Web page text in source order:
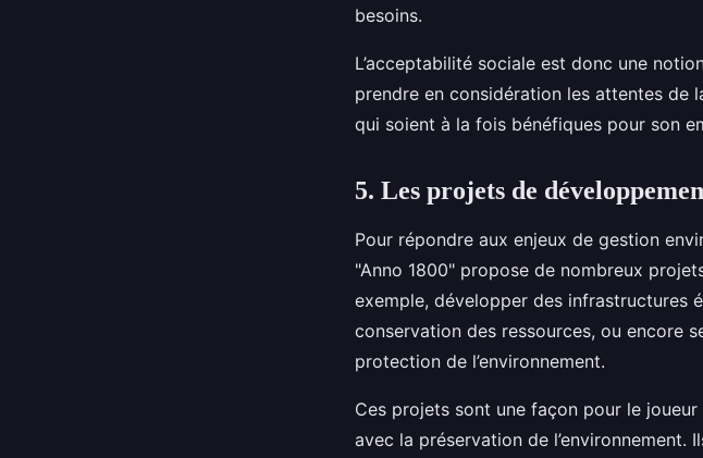
besoins.
L’acceptabilité sociale est donc une
prendre en considération les attentes de
qui soient à la fois bénéfiques pour son
5. Les projets de
Pour répondre aux enjeux de gestion
"Anno 1800" propose de nombreux
exemple, développer des infrastructures
conservation des ressources, ou encore
protection de l’environnement.
Ces projets sont une façon pour le
avec la préservation de l’environnement.